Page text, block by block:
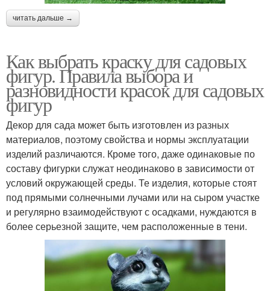
читать дальше →
Как выбрать краску для садовых
фигур. Правила выбора и
разновидности красок для садовых
фигур
Декор для сада может быть изготовлен из разных
материалов, поэтому свойства и нормы эксплуатации
изделий различаются. Кроме того, даже одинаковые по
составу фигурки служат неодинаково в зависимости от
условий окружающей среды. Те изделия, которые стоят
под прямыми солнечными лучами или на сыром участке
и регулярно взаимодействуют с осадками, нуждаются в
более серьезной защите, чем расположенные в тени.